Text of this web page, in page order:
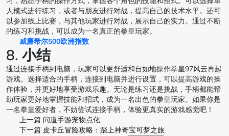
人模式进行练习，或者与朋友进行对战，提高自己的技术水平。还可
以参加线上比赛，与其他玩家进行对战，展示自己的实力。通过不断
的练习和挑战，可以成为一名真正的拳皇玩家。
威廉希尔500欧洲指数
8. 小结
通过连接手柄到电脑，玩家可以更舒适和自如地操作拳皇97风云再起
游戏。选择适合的手柄，连接到电脑并进行设置，可以提高游戏的操
作体验，并更好地享受游戏乐趣。无论是练习还是挑战，手柄都能帮
助玩家更好地掌握技能和招式，成为一名出色的拳皇玩家。如果你是
一名拳皇爱好者，不妨尝试连接手柄，体验更真实的游戏感觉吧！
上一篇 问道手游宠物点化
下一篇 皮卡丘冒险攻略：踏上神奇宝可梦之旅